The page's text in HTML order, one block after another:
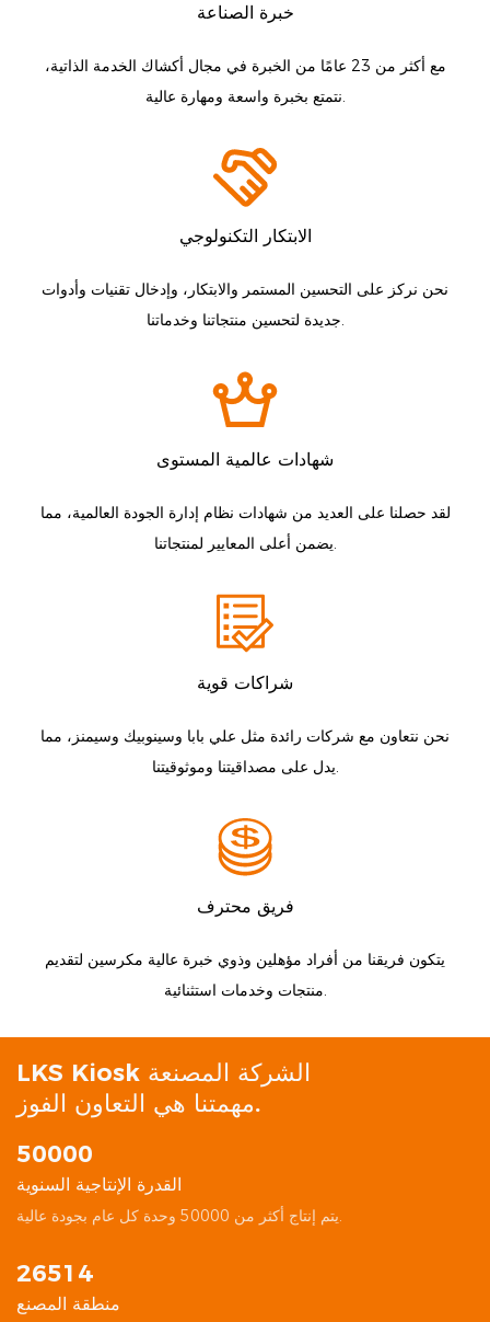
خبرة الصناعة
مع أكثر من 23 عامًا من الخبرة في مجال أكشاك الخدمة الذاتية،
نتمتع بخبرة واسعة ومهارة عالية.
الابتكار التكنولوجي
نحن نركز على التحسين المستمر والابتكار، وإدخال تقنيات وأدوات
جديدة لتحسين منتجاتنا وخدماتنا.
شهادات عالمية المستوى
لقد حصلنا على العديد من شهادات نظام إدارة الجودة العالمية، مما
يضمن أعلى المعايير لمنتجاتنا.
شراكات قوية
نحن نتعاون مع شركات رائدة مثل علي بابا وسينوبيك وسيمنز، مما
يدل على مصداقيتنا وموثوقيتنا.
فريق محترف
يتكون فريقنا من أفراد مؤهلين وذوي خبرة عالية مكرسين لتقديم
منتجات وخدمات استثنائية.
LKS Kiosk الشركة المصنعة
مهمتنا هي التعاون الفوز.
50000
القدرة الإنتاجية السنوية
︎يتم إنتاج أكثر من 50000 وحدة كل عام بجودة عالية.
26514
منطقة المصنع